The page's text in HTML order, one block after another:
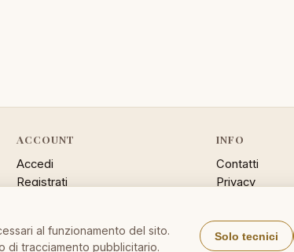
ACCOUNT
Accedi
Registrati
INFO
Contatti
Privacy
Sitemap
al funzionamento del sito.
di tracciamento pubblicitario.
Solo tecnici